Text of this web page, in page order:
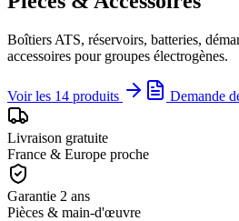
Boîtiers ATS, réservoirs, batteries,
accessoires pour groupes électrogènes.
Voir les 14 produits Demande
Livraison gratuite
France & Europe proche
Garantie 2 ans
Pièces & main-d'œuvre